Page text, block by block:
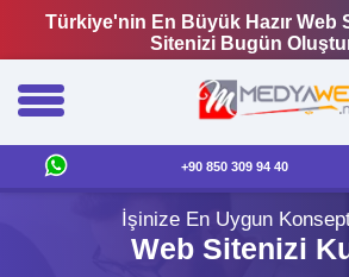
Türkiye'nin En Büyük Hazır Web
Sitenizi Bugün
+90 850 309 94 40
İşinize En Uygun
Web Sitenizi